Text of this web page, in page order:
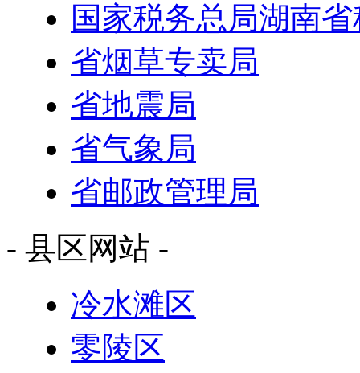
国家税务总局湖南
省烟草专卖局
省地震局
省气象局
省邮政管理局
- 县区网站 -
冷水滩区
零陵区